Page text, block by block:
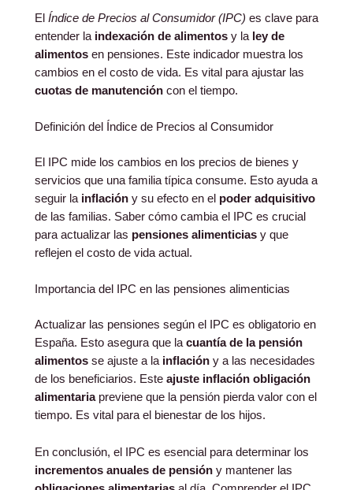
El Índice de Precios al Consumidor (IPC) es clave para
entender la indexación de alimentos y la ley de
alimentos en pensiones. Este indicador muestra los
cambios en el costo de vida. Es vital para ajustar las
cuotas de manutención con el tiempo.
Definición del Índice de Precios al Consumidor
El IPC mide los cambios en los precios de bienes y
servicios que una familia típica consume. Esto ayuda a
seguir la inflación y su efecto en el poder adquisitivo
de las familias. Saber cómo cambia el IPC es crucial
para actualizar las pensiones alimenticias y que
reflejen el costo de vida actual.
Importancia del IPC en las pensiones alimenticias
Actualizar las pensiones según el IPC es obligatorio en
España. Esto asegura que lacuantía de la pensión
alimentos se ajuste a la inflación y a las necesidades
de los beneficiarios. Este ajuste inflación obligación
alimentariapreviene que la pensión pierda valor con el
tiempo. Es vital para el bienestar de los hijos.
En conclusión, el IPC es esencial para determinar los
incrementos anuales de pensión y mantener las